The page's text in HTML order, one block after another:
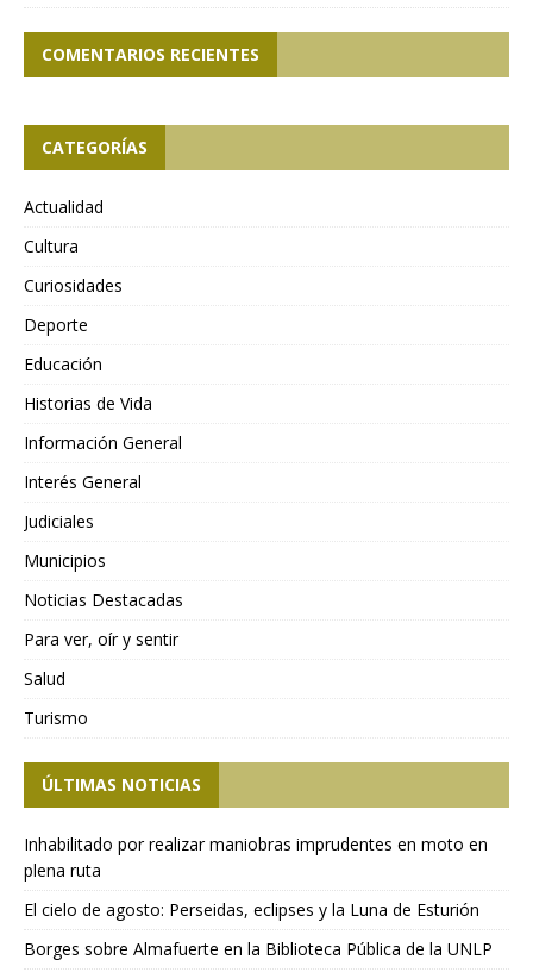
COMENTARIOS RECIENTES
CATEGORÍAS
Actualidad
Cultura
Curiosidades
Deporte
Educación
Historias de Vida
Información General
Interés General
Judiciales
Municipios
Noticias Destacadas
Para ver, oír y sentir
Salud
Turismo
ÚLTIMAS NOTICIAS
Inhabilitado por realizar maniobras imprudentes en moto en
plena ruta
El cielo de agosto: Perseidas, eclipses y la Luna de Esturión
Borges sobre Almafuerte en la Biblioteca Pública de la UNLP